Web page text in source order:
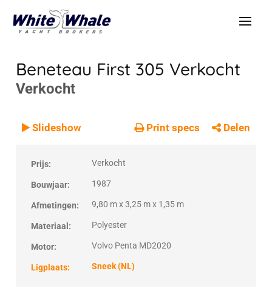
Beneteau First 305 Verkocht
Verkocht
VERKOCHT
Verkocht
Slideshow Print specs Delen
Prijs: Verkocht
Bouwjaar: 1987
Afmetingen: 9,80 m x 3,25 m x 1,35 m
Materiaal: Polyester
Motor: Volvo Penta MD2020
Ligplaats: Sneek (NL)